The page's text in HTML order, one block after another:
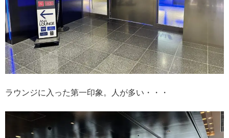
ラウンジに入った第一印象。人が多い・・・